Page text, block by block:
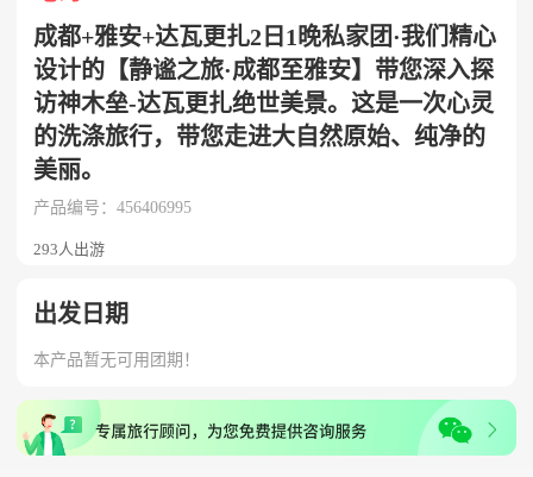
成都+雅安+达瓦更扎2日1晚私家团·我们精心
设计的【静谧之旅·成都至雅安】带您深入探
访神木垒-达瓦更扎绝世美景。这是一次心灵
的洗涤旅行，带您走进大自然原始、纯净的
美丽。
产品编号：456406995
293人出游
出发日期
本产品暂无可用团期！